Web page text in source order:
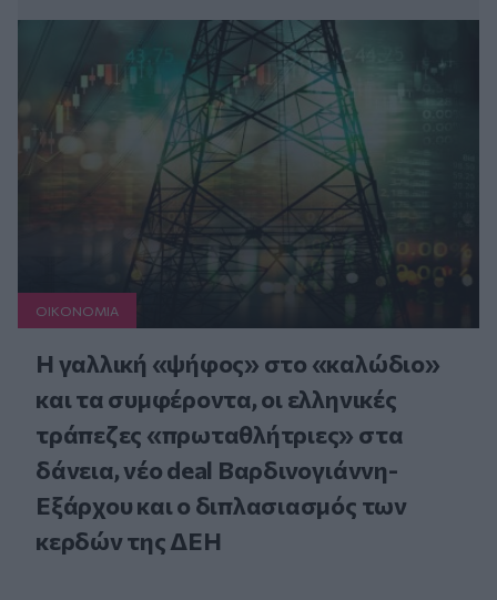
ΟΙΚΟΝΟΜΙΑ
Η γαλλική «ψήφος» στο «καλώδιο»
και τα συμφέροντα, οι ελληνικές
τράπεζες «πρωταθλήτριες» στα
δάνεια, νέο deal Βαρδινογιάννη-
Εξάρχου και ο διπλασιασμός των
κερδών της ΔΕΗ